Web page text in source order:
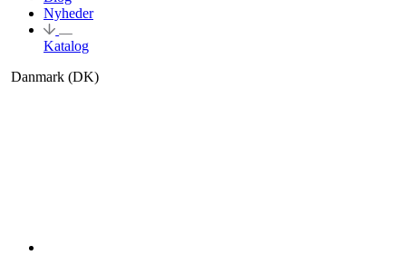
Nyheder
Katalog
Danmark (DK)